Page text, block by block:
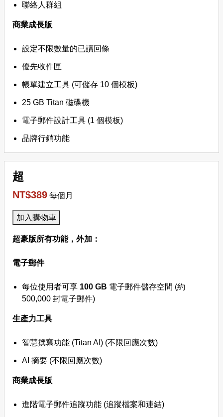
聯絡人群組
商業成長版
設定不限數量的已讀回條
優先收件匣
帳單建立工具 (可儲存 10 個模板)
25 GB Titan 磁碟機
電子郵件設計工具 (1 個模板)
品牌行銷功能
超
NT$389 每個月
加入購物車
超豪版所有功能，外加：
電子郵件
每位使用者可享 100 GB 電子郵件儲存空間 (約
500,000 封電子郵件)
生產力工具
智慧撰寫功能 (Titan AI) (不限回應次數)
AI 摘要 (不限回應次數)
商業成長版
進階電子郵件追蹤功能 (追蹤檔案和連結)